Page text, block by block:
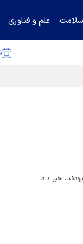
سلامت علم و فناوری
۱۵
خبر داد.